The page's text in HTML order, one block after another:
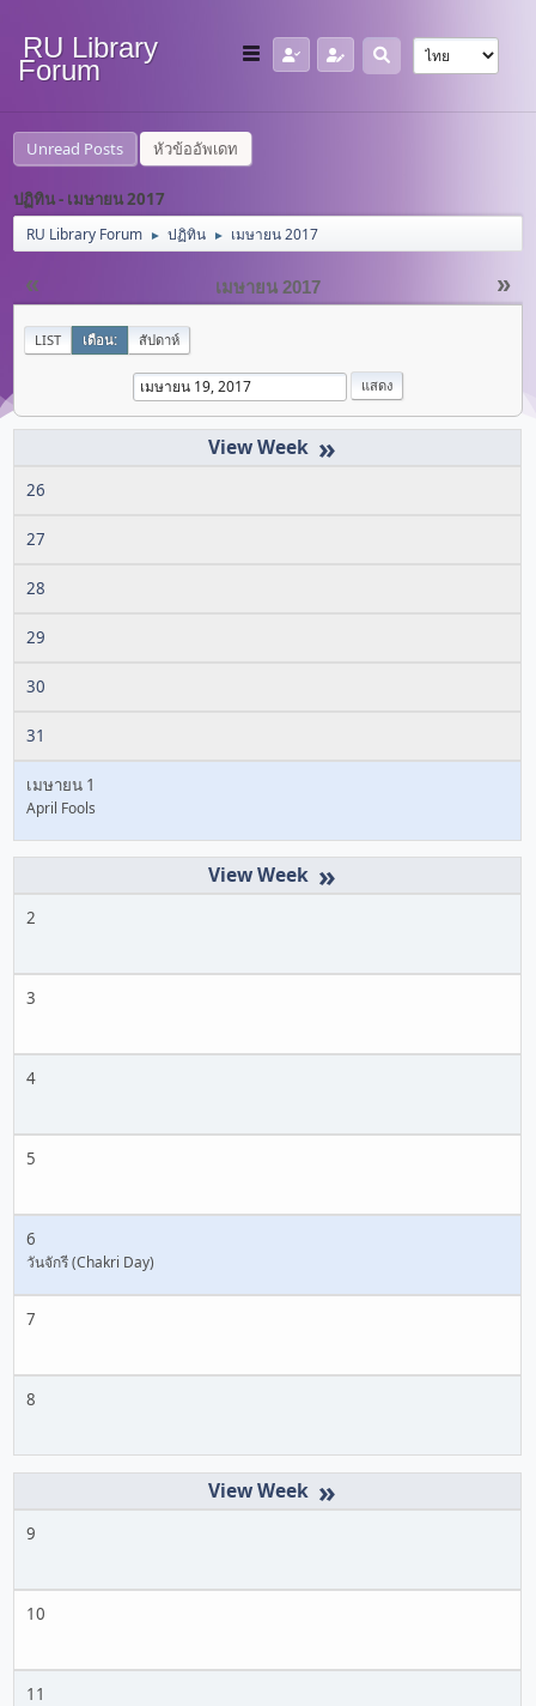
RU Library
Forum
Unread Posts หัวข้ออัพเดท
ปฏิทิน - เมษายน 2017
RU Library Forum ► ปฏิทิน ► เมษายน 2017
« »
เมษายน 2017
LIST เดือน: สัปดาห์
»
26
27
28
29
30
31
เมษายน 1
April Fools
»
2
3
4
5
6
วันจักรี (Chakri Day)
7
8
»
9
10
11